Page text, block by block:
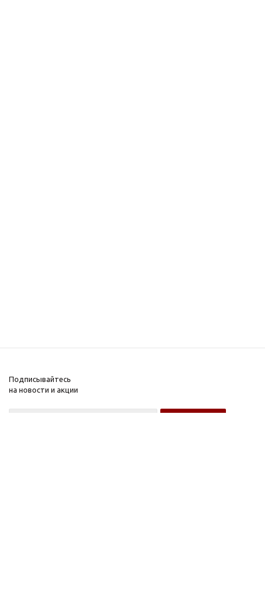
Подписывайтесь
на новости и акции